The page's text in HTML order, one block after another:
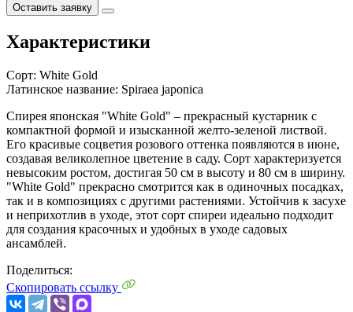
Оставить заявку
Характеристики
Сорт: White Gold
Латинское название: Spiraea japonica
Спирея японская "White Gold" – прекрасный кустарник с
компактной формой и изысканной желто-зеленой листвой.
Его красивые соцветия розового оттенка появляются в июне,
создавая великолепное цветение в саду. Сорт характеризуется
невысоким ростом, достигая 50 см в высоту и 80 см в ширину.
"White Gold" прекрасно смотрится как в одиночных посадках,
так и в композициях с другими растениями. Устойчив к засухе
и неприхотлив в уходе, этот сорт спиреи идеально подходит
для создания красочных и удобных в уходе садовых
ансамблей.
Поделиться:
Скопировать ссылку